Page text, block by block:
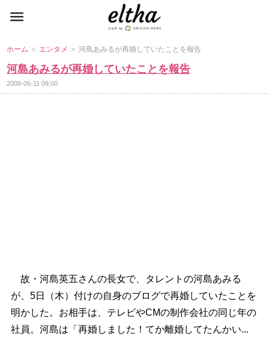
ホーム ＞ エンタメ ＞ 河島あみるが再婚していたことを報告
河島あみるが再婚していたことを報告
2008-06-11 09:00
故・河島英五さんの長女で、タレントの河島あみる
が、5日（木）付けの自身のブログで再婚していたことを
明かした。お相手は、テレビやCMの制作会社の同じ年の
社員。河島は「再婚しました！てか離婚してたんかい...